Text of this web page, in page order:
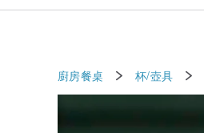
廚房餐桌 杯/壺具